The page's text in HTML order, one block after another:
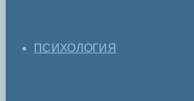
ПСИХОЛОГИЯ